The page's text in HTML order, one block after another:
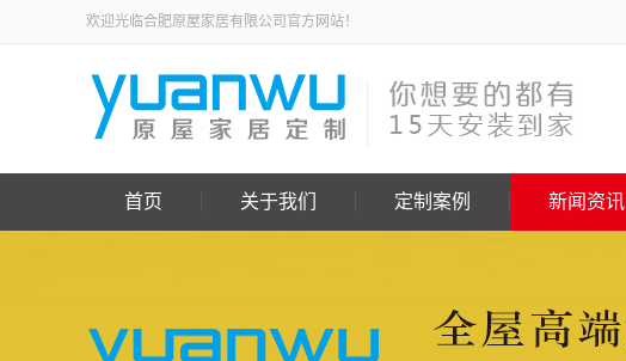
欢迎光临合肥原屋家居有限公司官方网站！
首页 关于我们 定制案例 新闻资讯